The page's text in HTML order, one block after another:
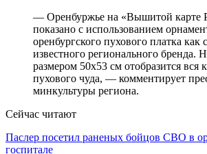
— Оренбуржье на «Вышитой карте
показано с использованием
оренбургского пухового платка как
известного регионального бренда.
размером 50х53 см отобразится вся
пухового чуда, — комментирует
минкультуры региона.
Сейчас читают
Паслер посетил раненых бойцов СВО в
госпитале